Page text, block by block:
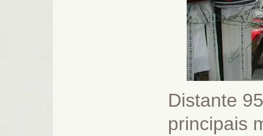
Distante
principais